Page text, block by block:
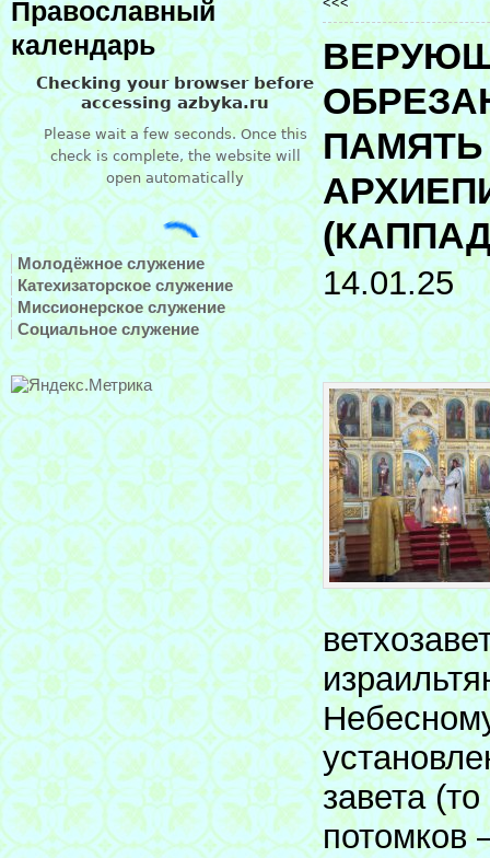
Православный
календарь
Молодёжное служение
Катехизаторское служение
Миссионерское служение
Социальное служение
ПАМЯТЬ
14.01.25
завета
потомков